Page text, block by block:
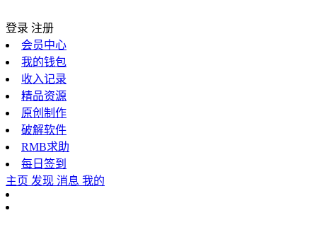
登录 注册
会员中心
我的钱包
收入记录
精品资源
原创制作
破解软件
RMB求助
每日签到
主页 发现 消息 我的